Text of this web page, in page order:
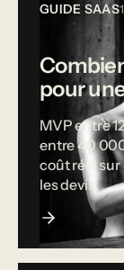
GUIDE SAAS
pour
MVP entre
entre 40
coût réel
les devis.